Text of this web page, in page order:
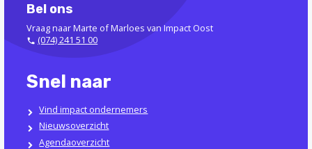
Bel ons
Vraag naar Marte of Marloes van Impact Oost
(074) 241 51 00
Snel naar
Vind impact ondernemers
Nieuwsoverzicht
Agendaoverzicht